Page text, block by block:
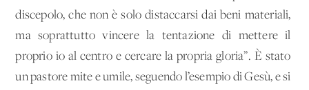
discepolo, che non è solo distaccarsi dai beni materiali,
ma soprattutto vincere la tentazione di mettere il
proprio io al centro e cercare la propria gloria”. È stato
un pastore mite e umile, seguendo l’esempio di Gesù, e si